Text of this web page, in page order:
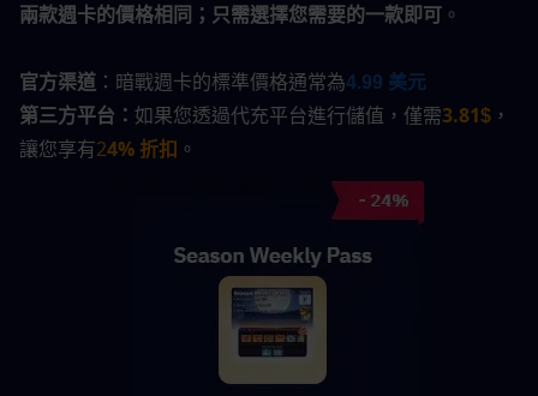
兩款週卡的價格相同；只需選擇您需要的一款即可 。
官方渠道 ：暗戰週卡的標準價格通常為4.99 美元
第三方平台： 如果您透過代充平台進行儲值，僅需3.81$ ，
讓您享有24% 折扣 。